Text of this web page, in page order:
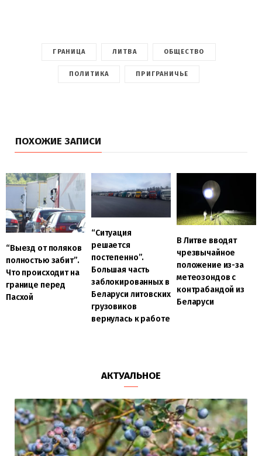
ГРАНИЦА ЛИТВА ОБЩЕСТВО
ПОЛИТИКА ПРИГРАНИЧЬЕ
ПОХОЖИЕ ЗАПИСИ
“Выезд от поляков
полностью забит”.
Что происходит на
границе перед
Пасхой
“Ситуация
решается
постепенно”.
Большая часть
заблокированных в
Беларуси литовских
грузовиков
вернулась к работе
В Литве вводят
чрезвычайное
положение из-за
метеозондов с
контрабандой из
Беларуси
АКТУАЛЬНОЕ